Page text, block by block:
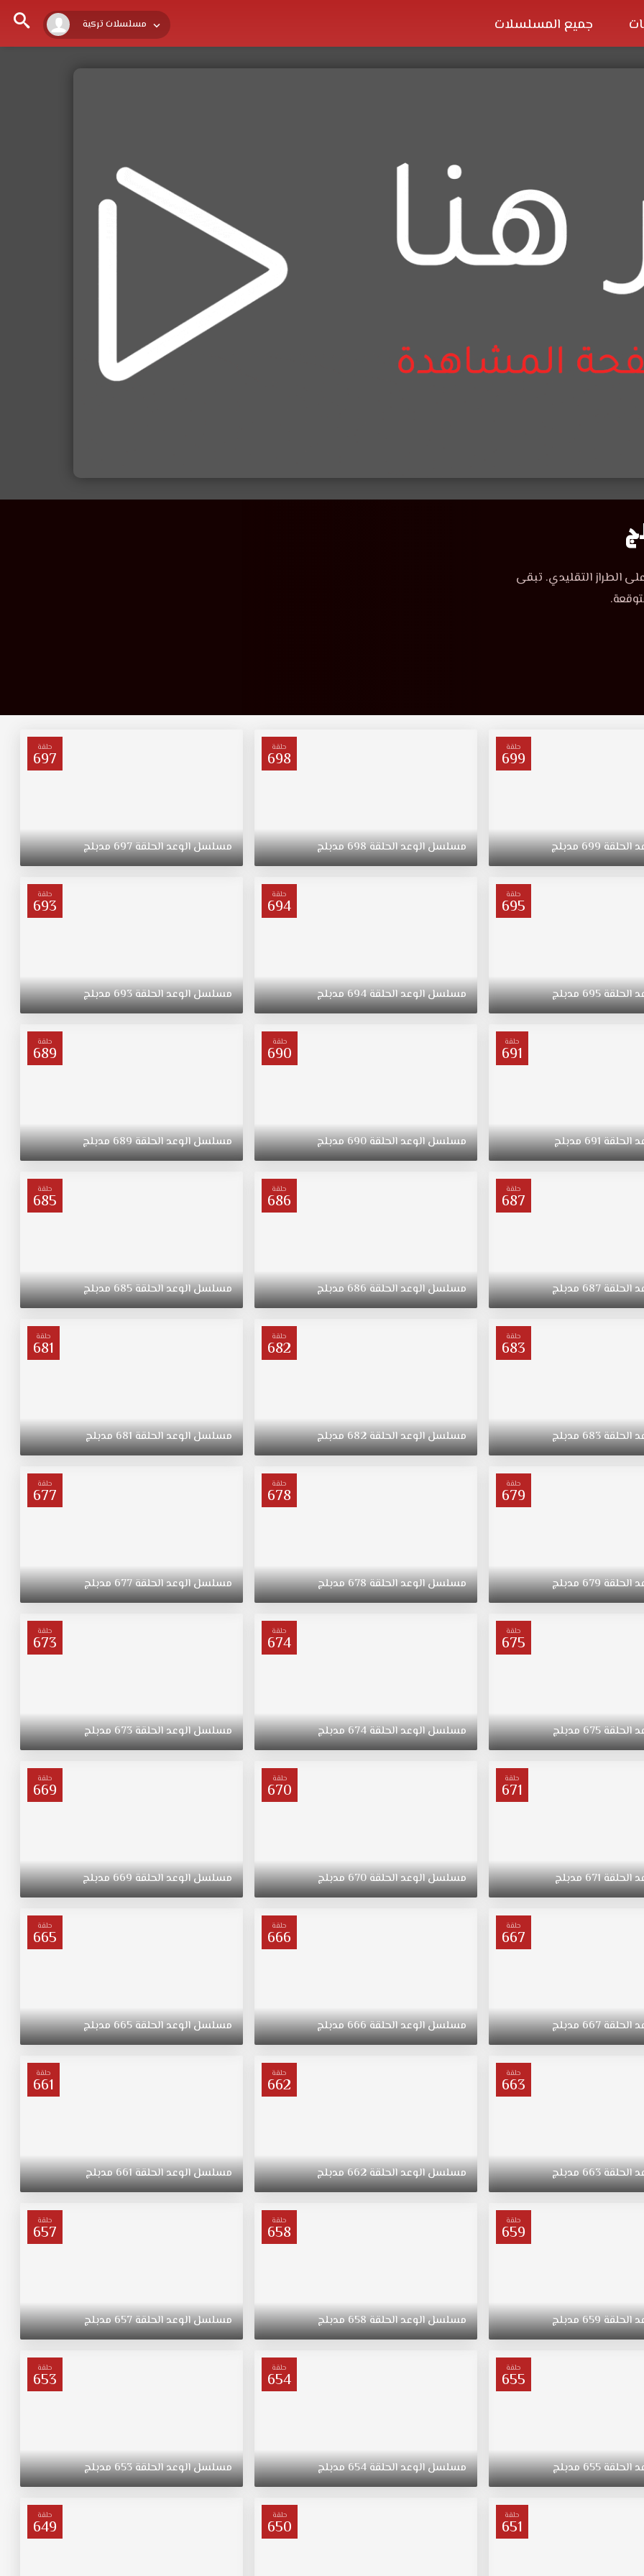
مسلسلات تركية جميع المسلسلات
الطراز التقليدي. تبقى
حلقة
699
الحلقة699مدبلج
حلقة
698
مسلسلالوعدالحلقة698مدبلج
حلقة
697
مسلسلالوعدالحلقة697مدبلج
حلقة
695
الحلقة695مدبلج
حلقة
694
مسلسلالوعدالحلقة694مدبلج
حلقة
693
مسلسلالوعدالحلقة693مدبلج
حلقة
691
الحلقة691مدبلج
حلقة
690
مسلسلالوعدالحلقة690مدبلج
حلقة
689
مسلسلالوعدالحلقة689مدبلج
حلقة
687
الحلقة687مدبلج
حلقة
686
مسلسلالوعدالحلقة686مدبلج
حلقة
685
مسلسلالوعدالحلقة685مدبلج
حلقة
683
الحلقة683مدبلج
حلقة
682
مسلسلالوعدالحلقة682مدبلج
حلقة
681
مسلسلالوعدالحلقة681مدبلج
حلقة
679
الحلقة679مدبلج
حلقة
678
مسلسلالوعدالحلقة678مدبلج
حلقة
677
مسلسلالوعدالحلقة677مدبلج
حلقة
675
الحلقة675مدبلج
حلقة
674
مسلسلالوعدالحلقة674مدبلج
حلقة
673
مسلسلالوعدالحلقة673مدبلج
حلقة
671
الحلقة671مدبلج
حلقة
670
مسلسلالوعدالحلقة670مدبلج
حلقة
669
مسلسلالوعدالحلقة669مدبلج
حلقة
667
الحلقة667مدبلج
حلقة
666
مسلسلالوعدالحلقة666مدبلج
حلقة
665
مسلسلالوعدالحلقة665مدبلج
حلقة
663
الحلقة663مدبلج
حلقة
662
مسلسلالوعدالحلقة662مدبلج
حلقة
661
مسلسلالوعدالحلقة661مدبلج
حلقة
659
الحلقة659مدبلج
حلقة
658
مسلسلالوعدالحلقة658مدبلج
حلقة
657
مسلسلالوعدالحلقة657مدبلج
حلقة
655
الحلقة655مدبلج
حلقة
654
مسلسلالوعدالحلقة654مدبلج
حلقة
653
مسلسلالوعدالحلقة653مدبلج
حلقة
651
حلقة
650
حلقة
649